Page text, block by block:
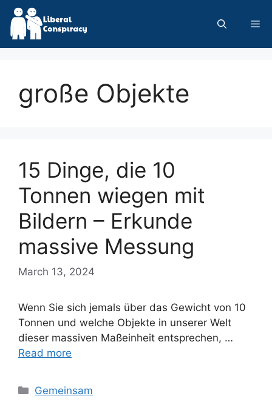
Skip
content
große Objekte
15 Dinge, die 10
Tonnen wiegen mit
Bildern – Erkunde
massive Messung
March 13, 2024
Wenn Sie sich jemals über das Gewicht von 10
Tonnen und welche Objekte in unserer Welt
dieser massiven Maßeinheit entsprechen, …
Read more
Categories
Gemeinsam